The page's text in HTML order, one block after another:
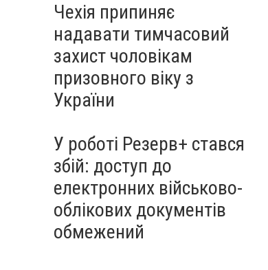
Чехія припиняє
надавати тимчасовий
захист чоловікам
призовного віку з
України
У роботі Резерв+ стався
збій: доступ до
електронних військово-
облікових документів
обмежений